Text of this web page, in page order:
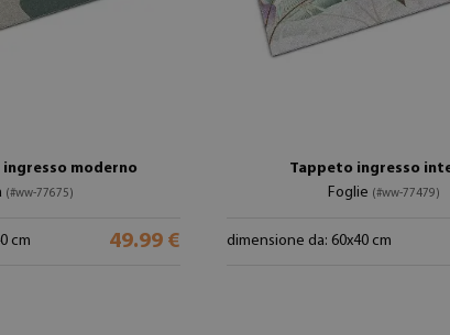
moderno
(#ww-77675)
cm 49.99 €
Tappeto ingresso
Foglie (#ww-77479)
dimensione da: 60x40 cm